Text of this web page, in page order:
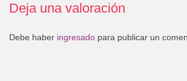
Deja una valoración
Debe haber ingresado para publicar un